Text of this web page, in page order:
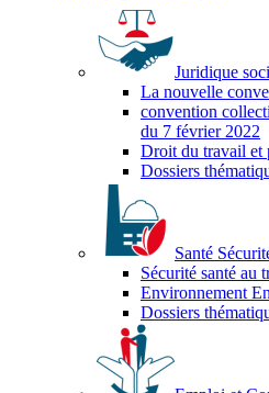
Juridique
La nouvelle
convention
du 7 février 2022
Droit du travail et
Dossiers
Santé
Sécurité santé au
Environnement
Dossiers